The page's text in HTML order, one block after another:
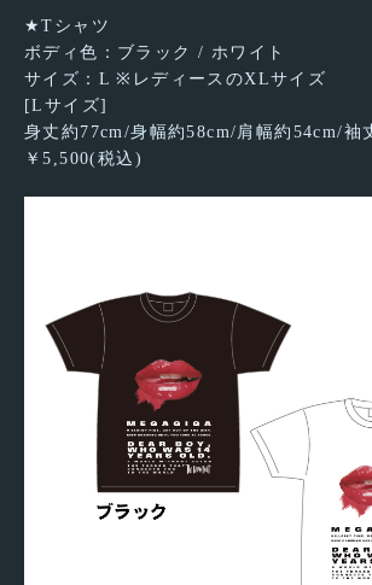
★Tシャツ
ボディ色：ブラック / ホワイト
サイズ：L ※レディースのXLサイズ
[Lサイズ]
身丈約77cm/身幅約58cm/肩幅約54cm/袖
￥5,500(税込)